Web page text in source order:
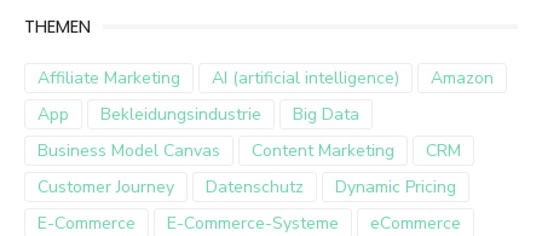
THEMEN
Affiliate Marketing AI (artificial intelligence)
Amazon
App
Bekleidungsindustrie
Big Data
Business Model Canvas
Content Marketing
CRM
Customer Journey
Datenschutz
Dynamic Pricing
E-Commerce
E-Commerce-Systeme
eCommerce